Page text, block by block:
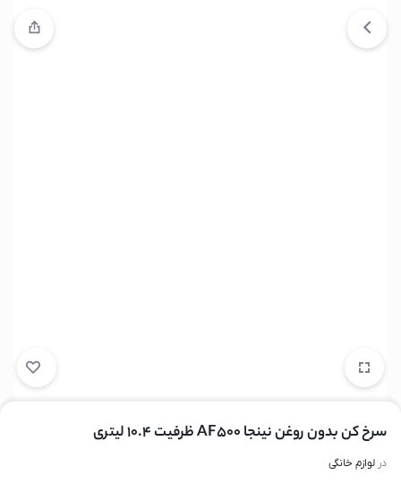
سرخ کن بدون روغن نینجا AF500 ظرفیت 10.4 لیتری
در لوازم خانگی